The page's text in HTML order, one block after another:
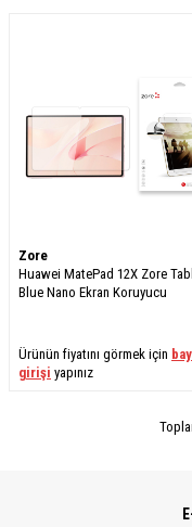
Zore
Huawei MatePad 12X Zore
Blue Nano Ekran Koruyucu
Ürünün fiyatını görmek için
girişi yapınız